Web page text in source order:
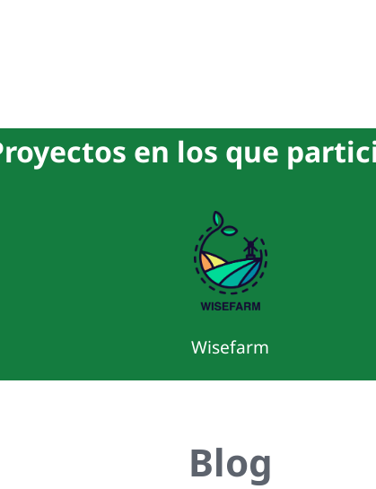
en los que
Wisefarm
Blog